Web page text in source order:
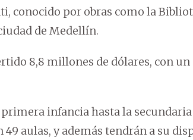
conocido por obras como la
de Medellín.
8,8 millones de dólares, con
infancia hasta la
aulas, y además tendrán a su